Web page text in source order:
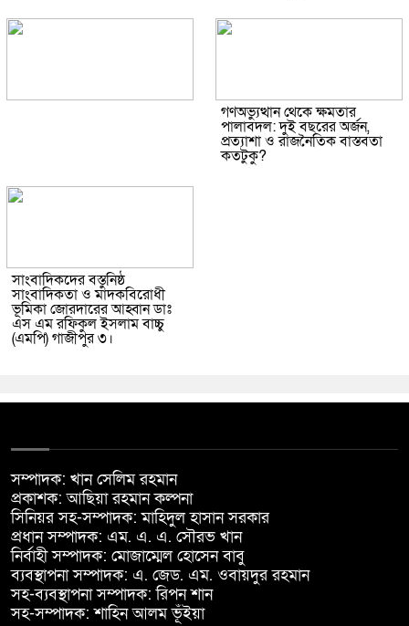
গণঅভ্যুত্থান থেকে ক্ষমতার
পালাবদল: দুই বছরের অর্জন,
প্রত্যাশা ও রাজনৈতিক বাস্তবতা
কতটুকু?
সাংবাদিকদের বস্তুনিষ্ঠ
সাংবাদিকতা ও মাদকবিরোধী
ভূমিকা জোরদারের আহ্বান ডাঃ
এস এম রফিকুল ইসলাম বাচ্চু
(এমপি) গাজীপুর ৩।
সম্পাদক: খান সেলিম রহমান
প্রকাশক: আছিয়া রহমান কল্পনা
সিনিয়র সহ-সম্পাদক: মাহিদুল হাসান সরকার
প্রধান সম্পাদক: এম. এ. এ. সৌরভ খান
নির্বাহী সম্পাদক: মোজাম্মেল হোসেন বাবু
ব্যবস্থাপনা সম্পাদক: এ. জেড. এম. ওবায়দুর রহমান
সহ-ব্যবস্থাপনা সম্পাদক: রিপন শান
সহ-সম্পাদক: শাহিন আলম ভূঁইয়া